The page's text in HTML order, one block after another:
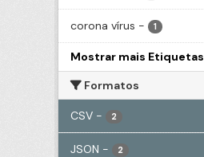
corona vírus - 1
Mostrar mais Etiquetas
Formatos
CSV - 2
JSON - 2